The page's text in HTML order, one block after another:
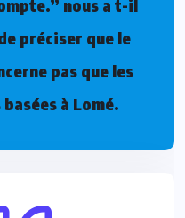
nous a t-il
préciser que le
pas que les
à Lomé.